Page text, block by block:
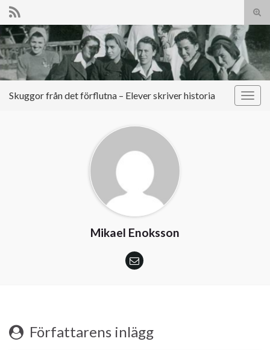
Slå
på/
Search for:
Slå
Skuggor från det förflutna – Elever skriver historia
Mikael Enoksson
Författarens inlägg